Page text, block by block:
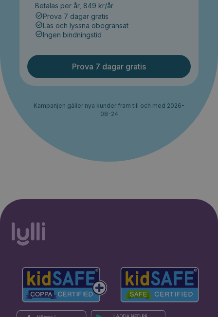
Betalas per år, 849 kr/år
Prova 7 dagar gratis
Läs och lyssna obegränsat
Ingen bindningstid
Prova 7 dagar gratis
Kampanjen gäller nya kunder fram till och med 2026-
08-24